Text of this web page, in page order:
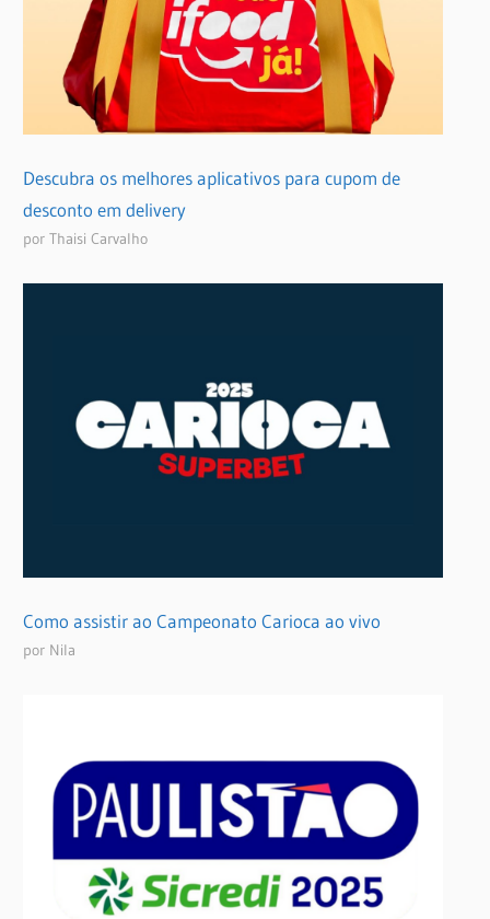
Descubra os melhores aplicativos para cupom de
desconto em delivery
por Thaisi Carvalho
Como assistir ao Campeonato Carioca ao vivo
por Nila